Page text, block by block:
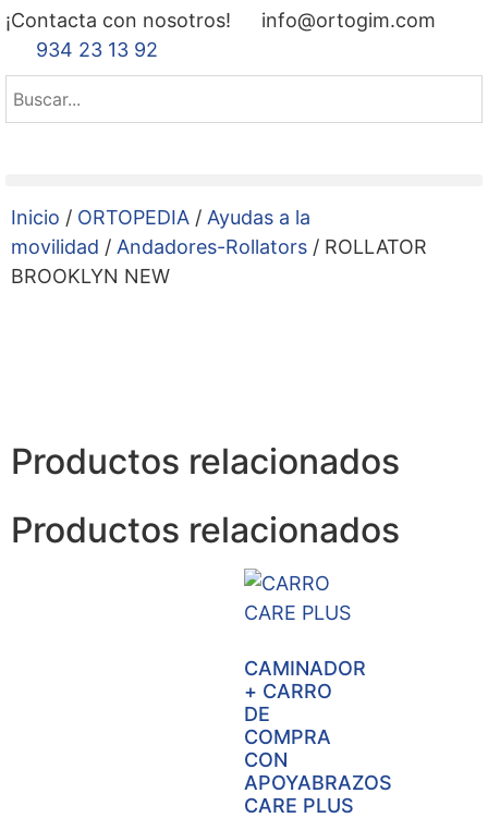
¡Contacta con nosotros!
info@ortogim.com
934 23 13 92
Inicio / ORTOPEDIA / Ayudas a la
movilidad / Andadores-Rollators / ROLLATOR
BROOKLYN NEW
Productos relacionados
Productos relacionados
CAMINADOR
+ CARRO
DE
COMPRA
CON
APOYABRAZOS
CARE PLUS